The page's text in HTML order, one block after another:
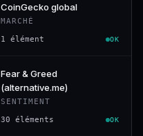
CoinGecko global
MARCHÉ
1 élément OK
Fear & Greed
(alternative.me)
SENTIMENT
30 éléments OK